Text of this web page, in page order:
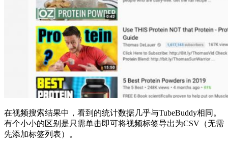
在视频搜索结果中，看到的统计数据几乎与TubeBuddy相同。
有个小小的区别是只需单击即可将视频标签导出为CSV （无需
先添加标签列表）。